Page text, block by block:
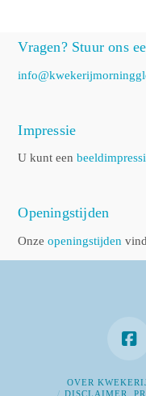
Vragen? Stuur ons
Impressie
U kunt een
Openingstijden
Onzeopeningstijden
OVER
DISCLAIMER,